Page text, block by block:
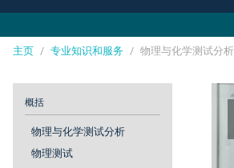
Cookies management panel
主页 / 专业知识和服务 / 物理与化学测试分析
概括
物理与化学测试分析
物理测试